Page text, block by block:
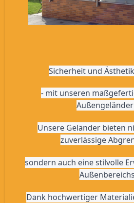
Sicherheit und
- mit unseren
Unsere Geländer bieten
zuverlässige
sondern auch eine stilvolle
Dank hochwertiger